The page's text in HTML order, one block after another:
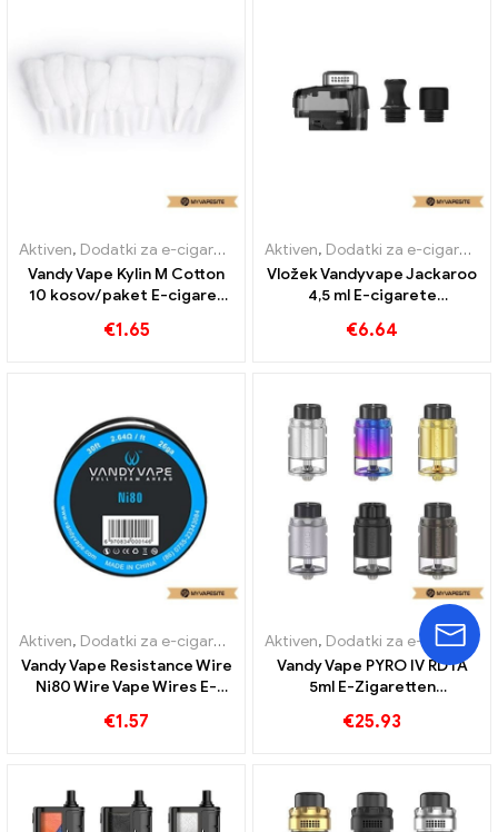
Aktiven, Dodatki za e-cigarete
Vandy Vape Kylin M Cotton
10 kosov/paket E-cigaret
€1.65
Aktiven, Dodatki za e-cigarete
Vložek Vandyvape Jackaroo
4,5 ml E-cigarete
€6.64
Aktiven, Dodatki za e-cigarete
Vandy Vape Resistance Wire
Ni80 Wire Vape Wires E-
Custom
€1.57
Aktiven, Dodatki za e-cigarete
Vandy Vape PYRO IV RDTA
5ml E-Zigaretten
€25.93